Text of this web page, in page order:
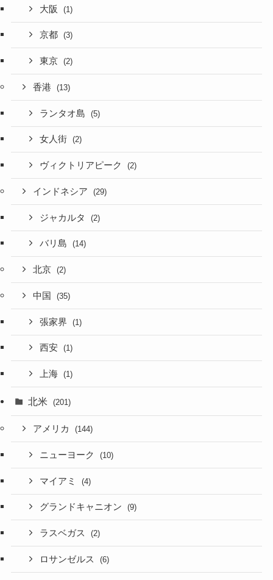
大阪 (1)
京都 (3)
東京 (2)
香港 (13)
ランタオ島 (5)
女人街 (2)
ヴィクトリアピーク (2)
インドネシア (29)
ジャカルタ (2)
バリ島 (14)
北京 (2)
中国 (35)
張家界 (1)
西安 (1)
上海 (1)
北米 (201)
アメリカ (144)
ニューヨーク (10)
マイアミ (4)
グランドキャニオン (9)
ラスベガス (2)
ロサンゼルス (6)